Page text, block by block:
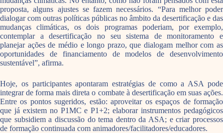
proposta, alguns ajustes se fazem necessários. “Para melhor poder
dialogar com outras políticas públicas no âmbito da desertificação e das
mudanças climáticas, os dois programas poderiam, por exemplo,
contemplar a desertificação no seu sistema de monitoramento e
planejar ações de médio e longo prazo, que dialogam melhor com as
oportunidades de financiamento de modelos de desenvolvimento
sustentável”, afirma.
Hoje, os participantes apontaram estratégias de como a ASA pode
integrar de forma mais direta o combate à desertificação em suas ações.
Entre os pontos sugeridos, estão: aproveitar os espaços de formação
que já existem no P1MC e P1+2; elaborar instrumentos pedagógicos
que subsidiem a discussão do tema dentro da ASA; e criar processos
de formação continuada com animadores/facilitadores/educadores.